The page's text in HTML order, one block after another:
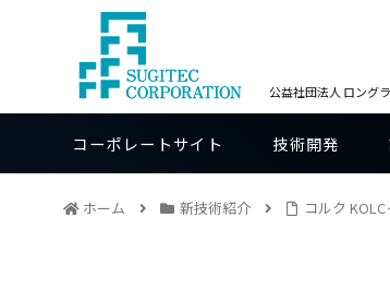
公益社団法人 ロング
コーポレートサイト 技術開発
ホーム 新技術紹介 コルク